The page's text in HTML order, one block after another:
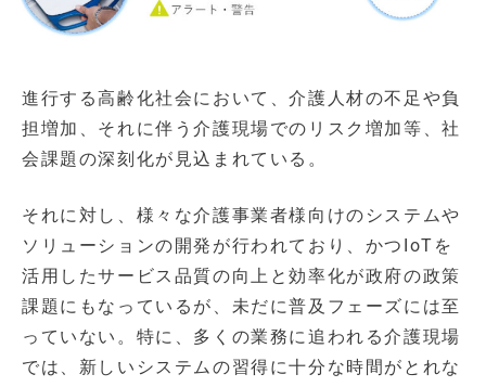
進行する高齢化社会において、介護人材の不足や負
担増加、それに伴う介護現場でのリスク増加等、社
会課題の深刻化が見込まれている。
それに対し、様々な介護事業者様向けのシステムや
ソリューションの開発が行われており、かつIoTを
活用したサービス品質の向上と効率化が政府の政策
課題にもなっているが、未だに普及フェーズには至
っていない。特に、多くの業務に追われる介護現場
では、新しいシステムの習得に十分な時間がとれな